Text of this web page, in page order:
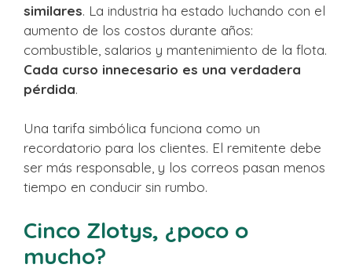
similares. La industria ha estado luchando con el
aumento de los costos durante años:
combustible, salarios y mantenimiento de la flota.
Cada curso innecesario es una verdadera
pérdida.
Una tarifa simbólica funciona como un
recordatorio para los clientes. El remitente debe
ser más responsable, y los correos pasan menos
tiempo en conducir sin rumbo.
Cinco Zlotys, ¿poco o
mucho?